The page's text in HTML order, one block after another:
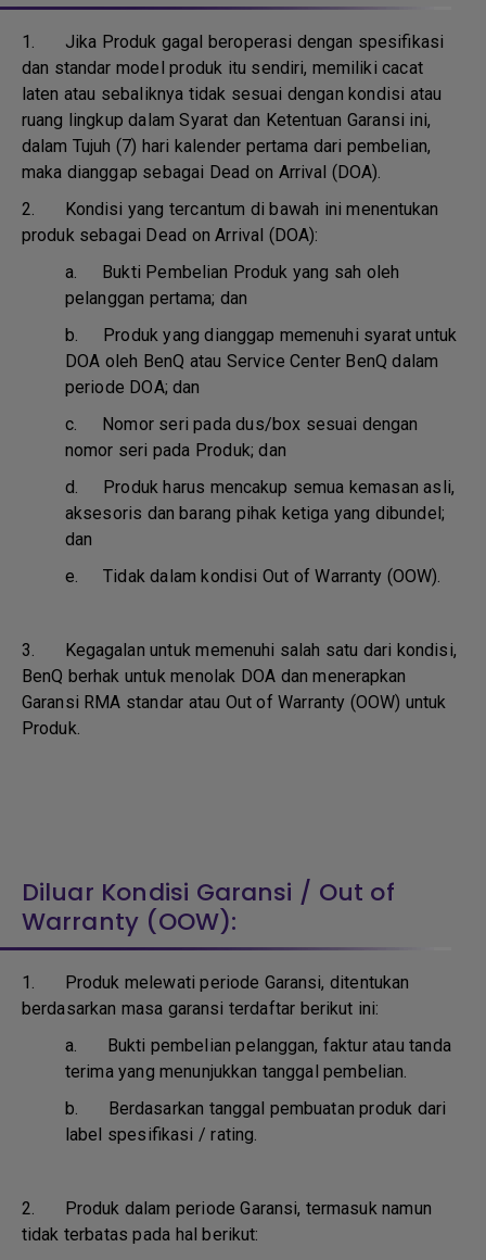
1. Jika Produk gagal beroperasi dengan spesifikasi
dan standar model produk itu sendiri, memiliki cacat
laten atau sebaliknya tidak sesuai dengan kondisi atau
ruang lingkup dalam Syarat dan Ketentuan Garansi ini,
dalam Tujuh (7) hari kalender pertama dari pembelian,
maka dianggap sebagai Dead on Arrival (DOA).
2. Kondisi yang tercantum di bawah ini menentukan
produk sebagai Dead on Arrival (DOA):
a. Bukti Pembelian Produk yang sah oleh
pelanggan pertama; dan
b. Produk yang dianggap memenuhi syarat untuk
DOA oleh BenQ atau Service Center BenQ dalam
periode DOA; dan
c. Nomor seri pada dus/box sesuai dengan
nomor seri pada Produk; dan
d. Produk harus mencakup semua kemasan asli,
aksesoris dan barang pihak ketiga yang dibundel;
dan
e.Tidak dalam kondisi Out of Warranty (OOW).
3. Kegagalan untuk memenuhi salah satu dari kondisi,
BenQ berhak untuk menolak DOA dan menerapkan
Garansi RMA standar atau Out of Warranty (OOW) untuk
Produk.
Diluar Kondisi Garansi / Out of
Warranty (OOW):
1. Produk melewati periode Garansi, ditentukan
berdasarkan masa garansi terdaftar berikut ini:
a. Bukti pembelian pelanggan, faktur atau tanda
terima yang menunjukkan tanggal pembelian.
b. Berdasarkan tanggal pembuatan produk dari
label spesifikasi / rating.
2. Produk dalam periode Garansi, termasuk namun
tidak terbatas pada hal berikut: